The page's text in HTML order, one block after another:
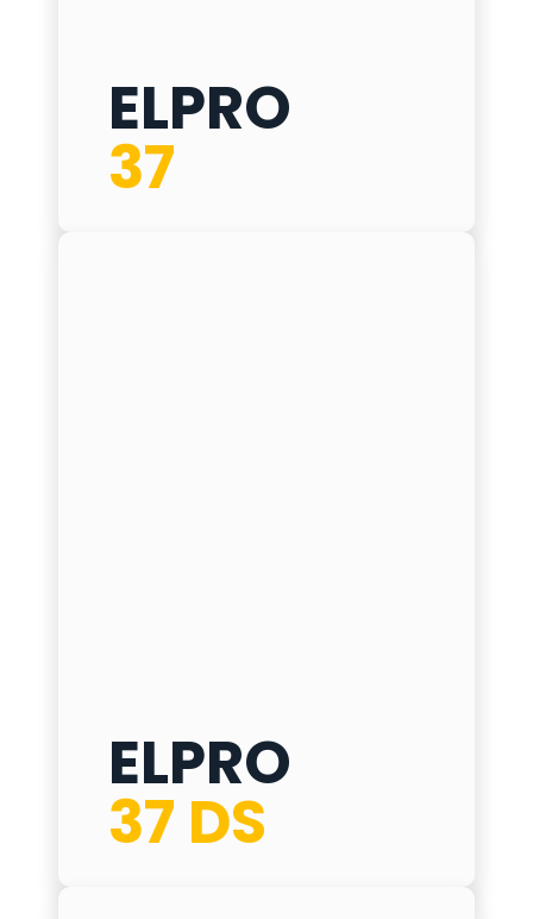
ELPRO
37
ELPRO 37
ELPRO
37 DS
ELPRO 37 DS